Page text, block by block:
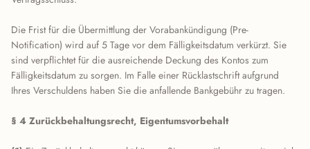
Die Frist für die Übermittlung der Vorabankündigung (Pre-
Notification) wird auf 5 Tage vor dem Fälligkeitsdatum verkürzt. Sie
sind verpflichtet für die ausreichende Deckung des Kontos zum
Fälligkeitsdatum zu sorgen. Im Falle einer Rücklastschrift aufgrund
Ihres Verschuldens haben Sie die anfallende Bankgebühr zu tragen.
§ 4 Zurückbehaltungsrecht, Eigentumsvorbehalt